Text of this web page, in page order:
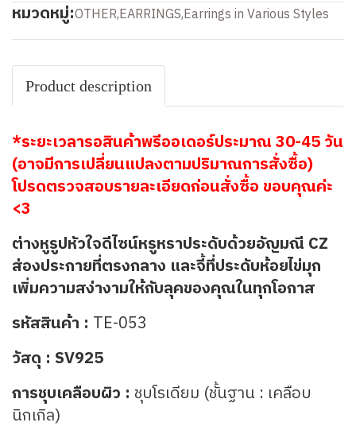
หมวดหมู่:OTHER,EARRINGS,Earrings in Various Styles
Product description
*ระยะเวลารอสินค้าพรีออเดอร์ประมาณ 30-45 วัน
(อาจมีการเปลี่ยนแปลงตามปริมาณการสั่งซื้อ)
โปรดตรวจสอบรายละเอียดก่อนสั่งซื้อ ขอบคุณค่ะ
<3
ต่างหูรูปหัวใจดีไซน์หรูหราประดับด้วยอัญมณี CZ
ส่องประกายที่ตรงกลาง และจี้ที่ประดับห้อยไข่มุก
เพิ่มความสง่างามให้กับลุคของคุณในทุกโอกาส
รหัสสินค้า : TE-053
วัสดุ : SV925
การชุบเคลือบผิว : ชุบโรเดียม (ชั้นฐาน : เคลือบ
นิกเกิล)